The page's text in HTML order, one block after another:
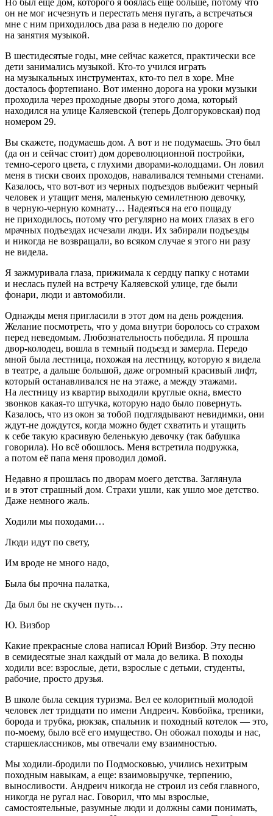
он не мог исчезнуть и перестать меня пугать, а встречаться
мне с ним приходилось два раза в неделю по дороге
на занятия музыкой.
В шестидесятые годы, мне сейчас кажется, практически все
дети занимались музыкой. Кто-то учился играть
на музыкальных инструментах, кто-то пел в хоре. Мне
досталось фортепиано. Вот именно дорога на уроки музыки
проходила через проходные дворы этого дома, который
находился на улице Каляевской (теперь Долгоруковская) под
номером 29.
Вы скажете, подумаешь дом. А вот и не подумаешь. Это был
(да он и сейчас стоит) дом дореволюционной постройки,
темно-серого цвета, с глухими дворами-колодцами. Он ловил
меня в тиски своих проходов, наваливался темными стенами.
Казалось, что вот-вот из черных подъездов выбежит черный
человек и утащит меня, маленькую семилетнюю девочку,
в черную-черную комнату… Надеяться на его пощаду
не приходилось, потому что регулярно на моих глазах в его
мрачных подъездах исчезали люди. Их забирали подъезды
и никогда не возвращали, во всяком случае я этого ни разу
не видела.
Я зажмуривала глаза, прижимала к сердцу папку с нотами
и неслась пулей на встречу Каляевской улице, где были
фонари, люди и автомобили.
Однажды меня пригласили в этот дом на день рождения.
Желание посмотреть, что у дома внутри боролось со страхом
перед неведомым. Любознательность победила. Я прошла
двор-колодец, вошла в темный подъезд и замерла. Передо
мной была лестница, похожая на лестницу, которую я видела
в театре, а дальше большой, даже огромный красивый лифт,
который останавливался не на этаже, а между этажами.
На лестницу из квартир выходили круглые окна, вместо
звонков какая-то штучка, которую надо было повернуть.
Казалось, что из окон за тобой подглядывают невидимки, они
ждут-не дождутся, когда можно будет схватить и утащить
к себе такую красивую беленькую девочку (так бабушка
говорила). Но всё обошлось. Меня встретила подружка,
а потом её папа меня проводил домой.
Недавно я прошлась по дворам моего детства. Заглянула
и в этот страшный дом. Страхи ушли, как ушло мое детство.
Даже немного жаль.
Ходили мы походами…
Люди идут по свету,
Им вроде не много надо,
Была бы прочна палатка,
Да был бы не скучен путь…
Ю. Визбор
Какие прекрасные слова написал Юрий Визбор. Эту песню
в семидесятые знал каждый от мала до велика. В походы
ходили все: взрослые, дети, взрослые с детьми, студенты,
рабочие, просто друзья.
В школе была секция туризма. Вел ее колоритный молодой
человек лет тридцати по имени Андреич. Ковбойка, треники,
борода и трубка, рюкзак, спальник и походный котелок — это,
по-моему, было всё его имущество. Он обожал походы и нас,
старшеклассников, мы отвечали ему взаимностью.
Мы ходили-бродили по Подмосковью, учились нехитрым
походным навыкам, а еще: взаимовыручке, терпению,
выносливости. Андреич никогда не строил из себя главного,
никогда не ругал нас. Говорил, что мы взрослые,
самостоятельные, разумные люди и должны сами понимать,